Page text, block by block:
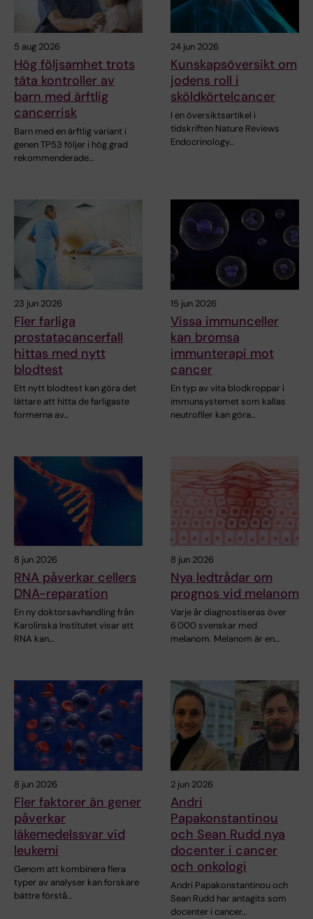
5 aug 2026
Hög följsamhet trots
täta kontroller av
barn med ärftlig
cancerrisk
Barn med en ärftlig variant i
genen TP53 följer i hög grad
rekommenderade…
24 jun 2026
Kunskapsöversikt om
jodens roll i
sköldkörtelcancer
I en översiktsartikel i
tidskriften Nature Reviews
Endocrinology…
23 jun 2026
Fler farliga
prostatacancerfall
hittas med nytt
blodtest
Ett nytt blodtest kan göra det
lättare att hitta de farligaste
formerna av…
15 jun 2026
Vissa immunceller
kan bromsa
immunterapi mot
cancer
En typ av vita blodkroppar i
immunsystemet som kallas
neutrofiler kan göra…
8 jun 2026
RNA påverkar cellers
DNA-reparation
En ny doktorsavhandling från
Karolinska Institutet visar att
RNA kan…
8 jun 2026
Nya ledtrådar om
prognos vid melanom
Varje år diagnostiseras över
6 000 svenskar med
melanom. Melanom är en…
8 jun 2026
Fler faktorer än gener
påverkar
läkemedelssvar vid
leukemi
Genom att kombinera flera
typer av analyser kan forskare
bättre förstå…
2 jun 2026
Andri
Papakonstantinou
och Sean Rudd nya
docenter i cancer
och onkologi
Andri Papakonstantinou och
Sean Rudd har antagits som
docenter i cancer…